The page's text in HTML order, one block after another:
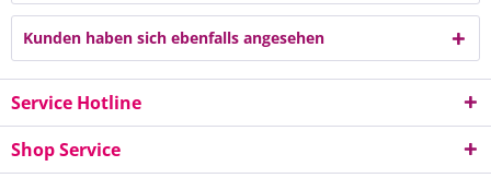
Kunden haben sich ebenfalls angesehen
Service Hotline
Shop Service